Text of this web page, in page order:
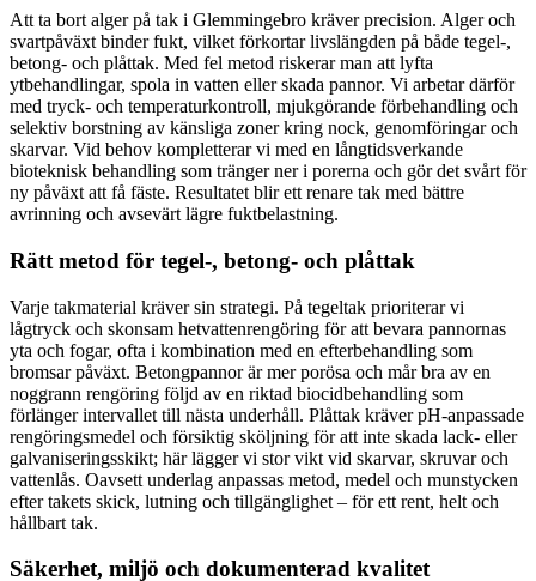
Att ta bort alger på tak i Glemmingebro kräver precision. Alger och
svartpåväxt binder fukt, vilket förkortar livslängden på både tegel-,
betong- och plåttak. Med fel metod riskerar man att lyfta
ytbehandlingar, spola in vatten eller skada pannor. Vi arbetar därför
med tryck- och temperaturkontroll, mjukgörande förbehandling och
selektiv borstning av känsliga zoner kring nock, genomföringar och
skarvar. Vid behov kompletterar vi med en långtidsverkande
bioteknisk behandling som tränger ner i porerna och gör det svårt för
ny påväxt att få fäste. Resultatet blir ett renare tak med bättre
avrinning och avsevärt lägre fuktbelastning.
Rätt metod för tegel-, betong- och plåttak
Varje takmaterial kräver sin strategi. På tegeltak prioriterar vi
lågtryck och skonsam hetvattenrengöring för att bevara pannornas
yta och fogar, ofta i kombination med en efterbehandling som
bromsar påväxt. Betongpannor är mer porösa och mår bra av en
noggrann rengöring följd av en riktad biocidbehandling som
förlänger intervallet till nästa underhåll. Plåttak kräver pH-anpassade
rengöringsmedel och försiktig sköljning för att inte skada lack- eller
galvaniseringsskikt; här lägger vi stor vikt vid skarvar, skruvar och
vattenlås. Oavsett underlag anpassas metod, medel och munstycken
efter takets skick, lutning och tillgänglighet – för ett rent, helt och
hållbart tak.
Säkerhet, miljö och dokumenterad kvalitet